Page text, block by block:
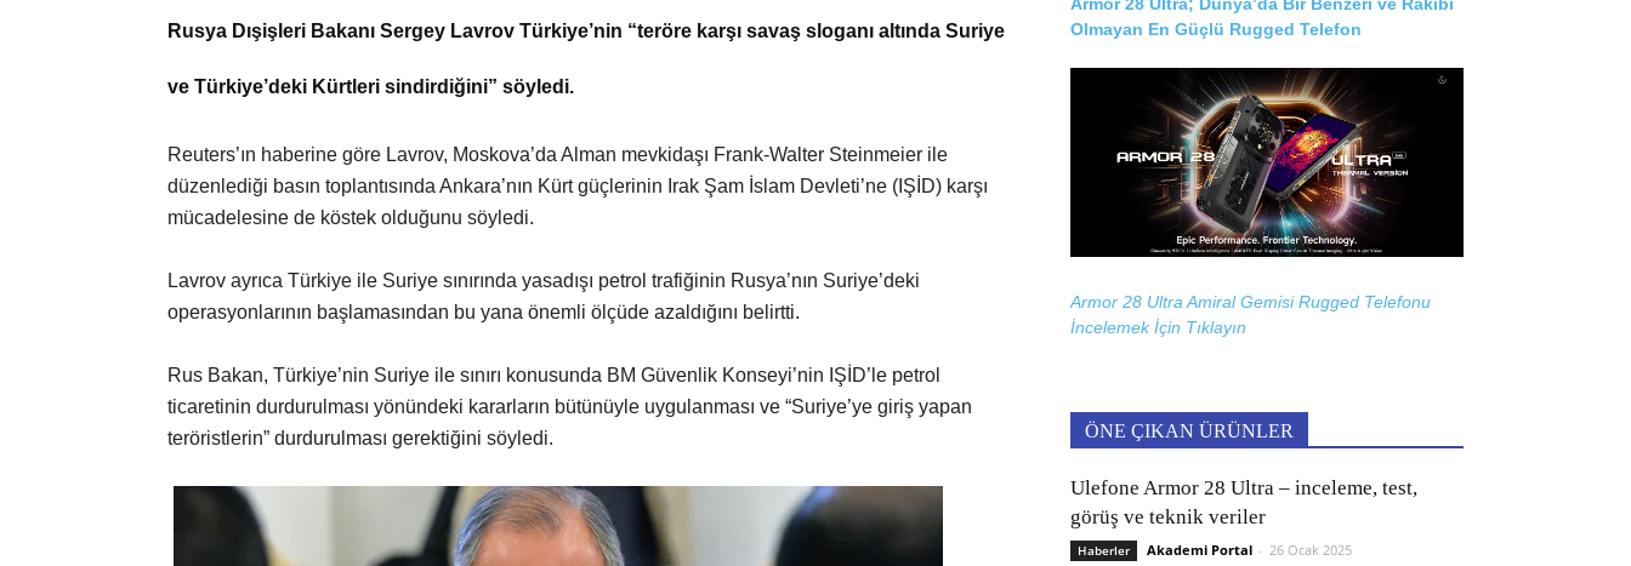
Rusya Dışişleri Bakanı Sergey Lavrov Türkiye’nin “teröre karşı savaş sloganı altında Suriye
ve Türkiye’deki Kürtleri sindirdiğini” söyledi.
Reuters’ın haberine göre Lavrov, Moskova’da Alman mevkidaşı Frank-Walter Steinmeier ile
düzenlediği basın toplantısında Ankara’nın Kürt güçlerinin Irak Şam İslam Devleti’ne (IŞİD) karşı
mücadelesine de köstek olduğunu söyledi.
Lavrov ayrıca Türkiye ile Suriye sınırında yasadışı petrol trafiğinin Rusya’nın Suriye’deki
operasyonlarının başlamasından bu yana önemli ölçüde azaldığını belirtti.
Rus Bakan, Türkiye’nin Suriye ile sınırı konusunda BM Güvenlik Konseyi’nin IŞİD’le petrol
ticaretinin durdurulması yönündeki kararların bütünüyle uygulanması ve “Suriye’ye giriş yapan
teröristlerin” durdurulması gerektiğini söyledi.
Armor 28 Ultra; Dünya’da Bir Benzeri ve Rakibi
Olmayan En Güçlü Rugged Telefon
Armor 28 Ultra Amiral Gemisi Rugged Telefonu
İncelemek İçin Tıklayın
ÖNE ÇIKAN ÜRÜNLER
Ulefone Armor 28 Ultra – inceleme, test,
görüş ve teknik veriler
Haberler Akademi Portal - 26 Ocak 2025